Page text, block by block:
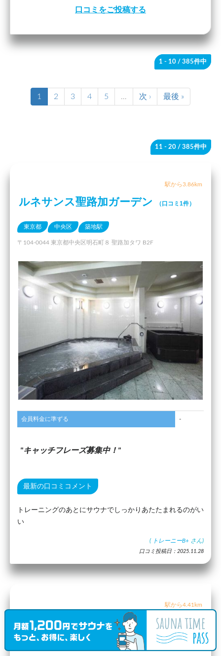
口コミをご投稿する
1 - 10 / 385件中
1 2 3 4 5 … 次 › 最後 »
11 - 20 / 385件中
駅から3.86km
ルネサンス聖路加ガーデン （口コミ1件）
東京都 中央区 築地駅
〒104-0044 東京都中央区明石町８ 聖路加タワ B2F
会員料金に準ずる -
キャッチフレーズ募集中！
最新の口コミコメント
トレーニングのあとにサウナでしっかりあたたまれるのがい
い
( トレーニーB+ さん)
口コミ投稿日：2025.11.28
駅から4.41km
湊湯(八丁堀)（口コミ5件）
レディスあり